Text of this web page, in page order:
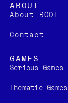
ABOUT
About ROOT
Contact
GAMES
Serious Games
Thematic Games